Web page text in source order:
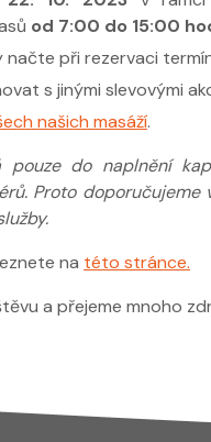
od 7:00 do 15:00
načte při rezervaci
s jinými slevovými
našich masáží.
pouze do naplnění
Proto doporučujeme
na této stránce.
a přejeme mnoho